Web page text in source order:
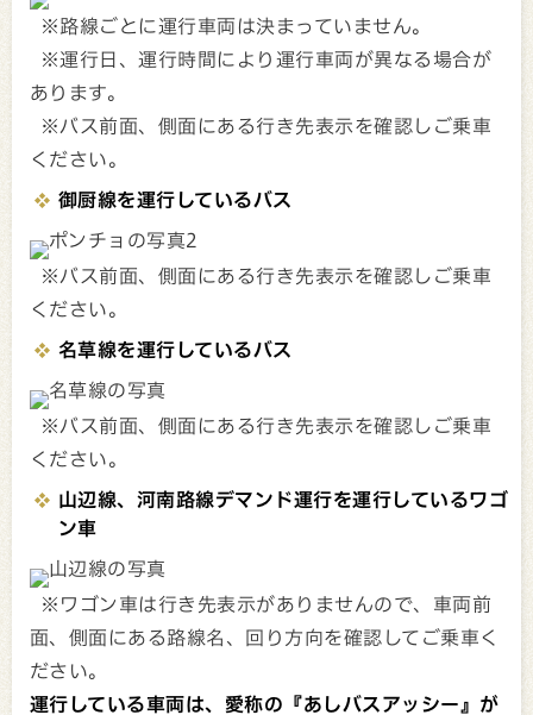
※路線ごとに運行車両は決まっていません。
※運行日、運行時間により運行車両が異なる場合が
あります。
※バス前面、側面にある行き先表示を確認しご乗車
ください。
御厨線を運行しているバス
※バス前面、側面にある行き先表示を確認しご乗車
ください。
名草線を運行しているバス
※バス前面、側面にある行き先表示を確認しご乗車
ください。
山辺線、河南路線デマンド運行を運行しているワゴ
ン車
※ワゴン車は行き先表示がありませんので、車両前
面、側面にある路線名、回り方向を確認してご乗車く
ださい。
運行している車両は、愛称の『あしバスアッシー』が